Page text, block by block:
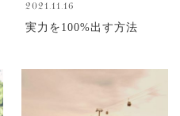
2021.11.16
実力を100%出す方法